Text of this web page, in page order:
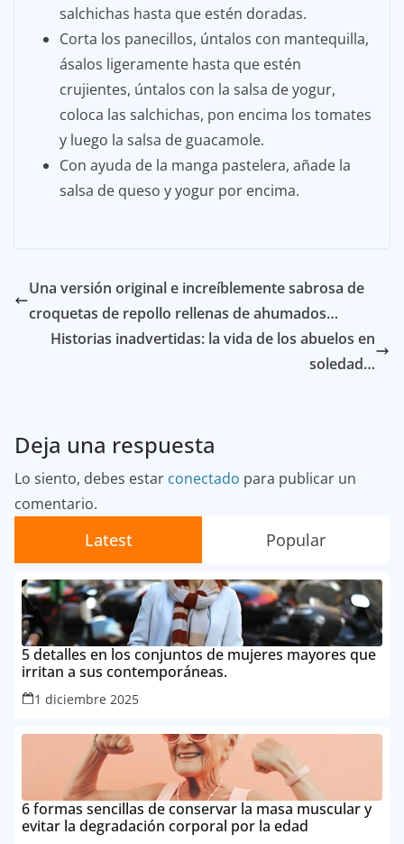
salchichas hasta que estén doradas.
Corta los panecillos, úntalos con mantequilla,
ásalos ligeramente hasta que estén
crujientes, úntalos con la salsa de yogur,
coloca las salchichas, pon encima los tomates
y luego la salsa de guacamole.
Con ayuda de la manga pastelera, añade la
salsa de queso y yogur por encima.
Una versión original e increíblemente sabrosa de
croquetas de repollo rellenas de ahumados…
Historias inadvertidas: la vida de los abuelos en
soledad…
Deja una respuesta
Lo siento, debes estar conectado para publicar un
comentario.
Latest Popular
5 detalles en los conjuntos de mujeres mayores que
irritan a sus contemporáneas.
1 diciembre 2025
6 formas sencillas de conservar la masa muscular y
evitar la degradación corporal por la edad